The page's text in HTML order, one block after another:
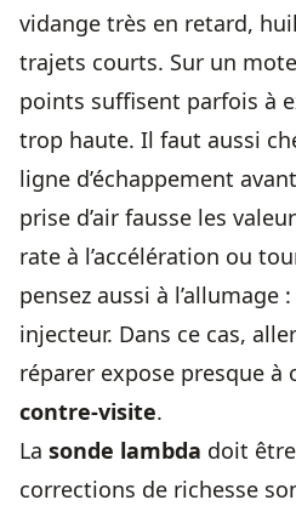
vidange très en retard,
trajets courts. Sur un
points suffisent parfois à
trop haute. Il faut aussi
ligne d’échappement
prise d’air fausse les
rate à l’accélération ou
pensez aussi à l’allumage
injecteur. Dans ce cas,
réparer expose presque à
contre-visite.
La sonde lambda doit
corrections de richesse